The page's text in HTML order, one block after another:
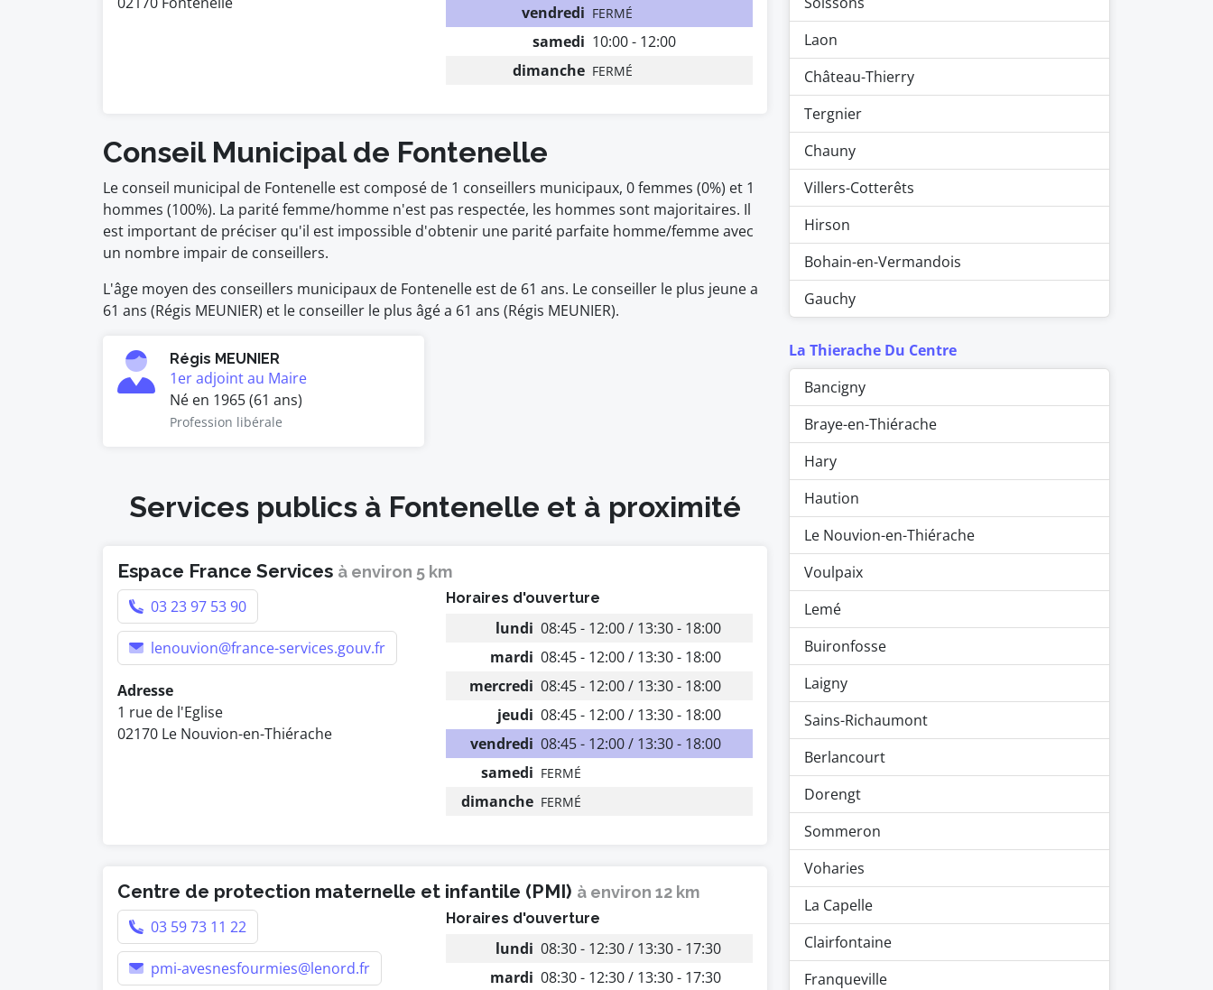
vendredi FERMÉ
samedi 10:00 - 12:00
dimanche FERMÉ
Conseil Municipal de Fontenelle
Le conseil municipal de Fontenelle est composé de 1 conseillers municipaux, 0 femmes (0%) et 1
hommes (100%). La parité femme/homme n'est pas respectée, les hommes sont majoritaires. Il
est important de préciser qu'il est impossible d'obtenir une parité parfaite homme/femme avec
un nombre impair de conseillers.
L'âge moyen des conseillers municipaux de Fontenelle est de 61 ans. Le conseiller le plus jeune a
61 ans (Régis MEUNIER) et le conseiller le plus âgé a 61 ans (Régis MEUNIER).
Régis MEUNIER
1er adjoint au Maire
Né en 1965 (61 ans)
Profession libérale
Services publics à Fontenelle et à proximité
Espace France Services à environ 5 km
03 23 97 53 90
lenouvion@france-services.gouv.fr
Adresse
1 rue de l'Eglise
02170 Le Nouvion-en-Thiérache
Horaires d'ouverture
lundi 08:45 - 12:00 / 13:30 - 18:00
mardi 08:45 - 12:00 / 13:30 - 18:00
mercredi 08:45 - 12:00 / 13:30 - 18:00
jeudi 08:45 - 12:00 / 13:30 - 18:00
vendredi 08:45 - 12:00 / 13:30 - 18:00
samedi FERMÉ
dimanche FERMÉ
Centre de protection maternelle et infantile (PMI) à environ 12 km
03 59 73 11 22
pmi-avesnesfourmies@lenord.fr
Horaires d'ouverture
lundi 08:30 - 12:30 / 13:30 - 17:30
mardi 08:30 - 12:30 / 13:30 - 17:30
Laon
Château-Thierry
Tergnier
Chauny
Villers-Cotterêts
Hirson
Bohain-en-Vermandois
Gauchy
La Thierache Du Centre
Bancigny
Braye-en-Thiérache
Hary
Haution
Le Nouvion-en-Thiérache
Voulpaix
Lemé
Buironfosse
Laigny
Sains-Richaumont
Berlancourt
Dorengt
Sommeron
Voharies
La Capelle
Clairfontaine
Franqueville